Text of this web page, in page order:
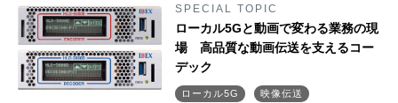
SPECIAL TOPIC
ローカル5Gと動画で変わる業務の現
場 高品質な動画伝送を支えるコー
デック
ローカル5G 映像伝送